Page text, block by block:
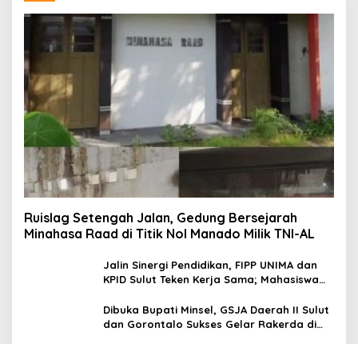
Ruislag Setengah Jalan, Gedung Bersejarah
Minahasa Raad di Titik Nol Manado Milik TNI-AL
Jalin Sinergi Pendidikan, FIPP UNIMA dan
KPID Sulut Teken Kerja Sama; Mahasiswa
Penyiaran
Dibuka Bupati Minsel, GSJA Daerah II Sulut
dan Gorontalo Sukses Gelar Rakerda di